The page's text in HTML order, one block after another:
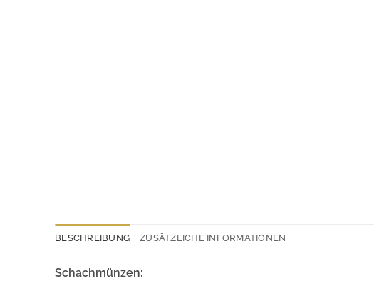
BESCHREIBUNG ZUSÄTZLICHE INFORMATIONEN
Schachmünzen: